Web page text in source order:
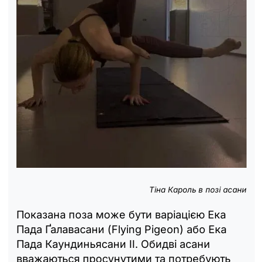
Тіна Кароль в позі асани
Показана поза може бути варіацією Ека
Пада Ґалавасани (Flying Pigeon) або Ека
Пада Каундиньясани II. Обидві асани
вважаються просунутими та потребують